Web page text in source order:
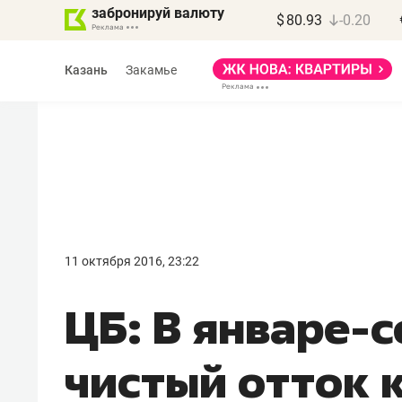
забронируй валюту $ 80.93 -0.20
Казань Закамье
11 октября 2016, 23:22
ЦБ: В январе-
чистый отток
девелопера – найти
правильный продукт»
Девелопер из топ-10*
Башкортостана входит в Татарстан